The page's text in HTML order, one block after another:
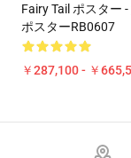
Fairy Tail ポスター -
ポスターRB0607
￥287,100 - ￥